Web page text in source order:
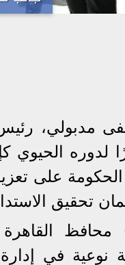
مدبولي، رئيس
لدوره الحيوي
على
تحقيق
محافظ
نوعية في